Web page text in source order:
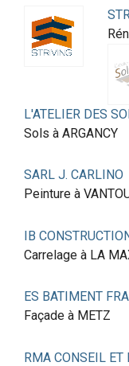
L'ATELIER DES
Sols à ARGANCY
SARL J. CARLINO
Peinture à
IB
Carrelage à LA
ES BATIMENT
Façade à METZ
RMA CONSEIL ET